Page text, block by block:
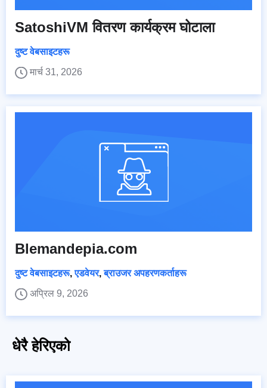
SatoshiVM वितरण कार्यक्रम घोटाला
दुष्ट वेबसाइटहरू
मार्च 31, 2026
Blemandepia.com
दुष्ट वेबसाइटहरू,एडवेयर,ब्राउजर अपहरणकर्ताहरू
अप्रिल 9, 2026
धेरै हेरिएको